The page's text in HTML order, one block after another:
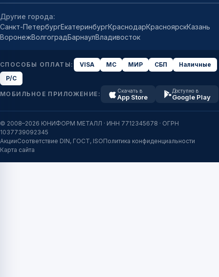
Другие города:
Санкт-ПетербургЕкатеринбургКраснодарКрасноярскКазань
ВоронежВолгоградБарнаулВладивосток
СПОСОБЫ ОПЛАТЫ: VISA MC МИР СБП
Наличные
Р/С
МОБИЛЬНОЕ ПРИЛОЖЕНИЕ: Скачать в
App Store
Доступно в
Google Play
© 2008–2026 ЮНИФОРМ МЕТАЛЛ · ИНН 7712345678 · ОГРН
1037739092345
АкцииСоответствие DIN, ГОСТ, ISOПолитика конфиденциальности
Карта сайта